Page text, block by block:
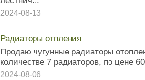
2024-08-13
Радиаторы отпления
Продаю чугунные радиаторы
количестве 7 радиаторов, по цене
2024-08-06